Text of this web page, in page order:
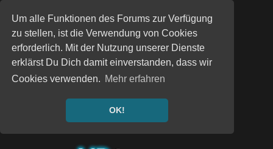
Um alle Funktionen des Forums zur Verfügung
zu stellen, ist die Verwendung von Cookies
erforderlich. Mit der Nutzung unserer Dienste
erklärst Du Dich damit einverstanden, dass wir
Cookies verwenden. Mehr erfahren
OK!